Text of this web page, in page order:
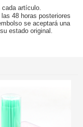
artículo.
48 horas posteriores
se aceptará una
estado original.